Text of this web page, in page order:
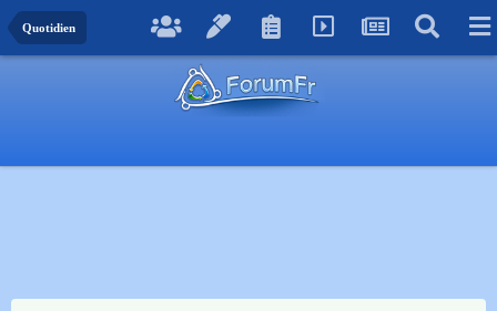
Quotidien